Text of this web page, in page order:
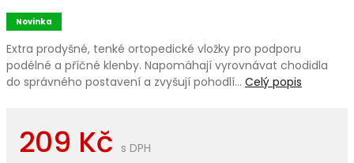
Novinka
Extra prodyšné, tenké ortopedické vložky pro podporu
podélné a příčné klenby. Napomáhají vyrovnávat chodidla
do správného postavení a zvyšují pohodlí… Celý popis
209 Kč s DPH